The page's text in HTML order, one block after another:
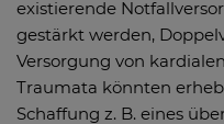
existierende
gestärkt werden,
Versorgung von
Traumata könnten
Schaffung z. B. eines